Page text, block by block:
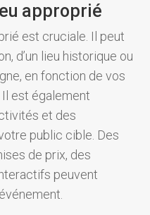
approprié
est cruciale. Il peut
d’un lieu historique ou
en fonction de vos
est également
et des
public cible. Des
de prix, des
peuvent